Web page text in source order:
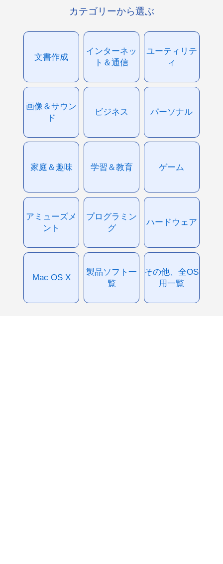
カテゴリーから選ぶ
文書作成
インターネッ
ト＆通信
ユーティリテ
ィ
画像＆サウン
ド
ビジネス パーソナル
家庭＆趣味 学習＆教育 ゲーム
アミューズメ
ント
プログラミン
グ
ハードウェア
Mac OS X
製品ソフト一
覧
その他、全OS
用一覧